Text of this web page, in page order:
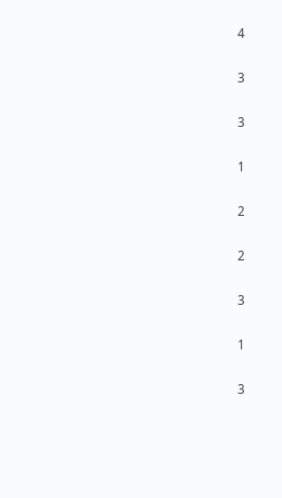
4
3
3
1
2
2
3
1
3